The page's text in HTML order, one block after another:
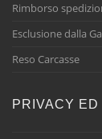
Rimborso
Esclusione dalla
Reso Carcasse
PRIVACY ED